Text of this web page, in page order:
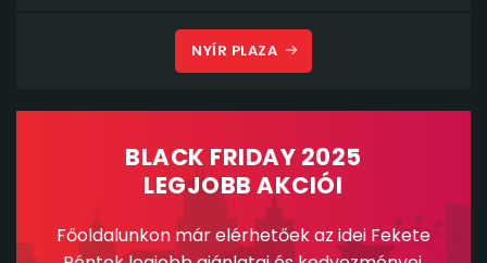
NYÍR PLAZA
BLACK FRIDAY 2025
LEGJOBB AKCIÓI
Főoldalunkon már elérhetőek az idei Fekete